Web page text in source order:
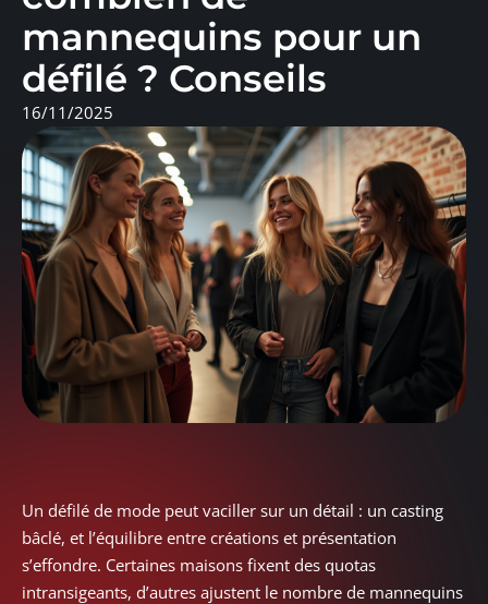
mannequins pour un
défilé ? Conseils
16/11/2025
Un défilé de mode peut vaciller sur un détail : un casting
bâclé, et l’équilibre entre créations et présentation
s’effondre. Certaines maisons fixent des quotas
intransigeants, d’autres ajustent le nombre de mannequins